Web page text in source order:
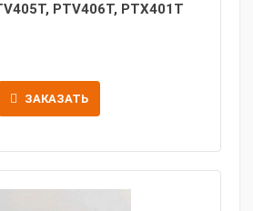
PTV406T, PTX401T
ЗАКАЗАТЬ